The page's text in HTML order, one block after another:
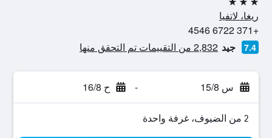
3 نجوم
ريغا، لاتفيا
+371 6722 4546
7.4 جيد 2,832 من التقييمات تم التحقق منها
س 15/8 - ح 16/8
2 من الضيوف، غرفة واحدة